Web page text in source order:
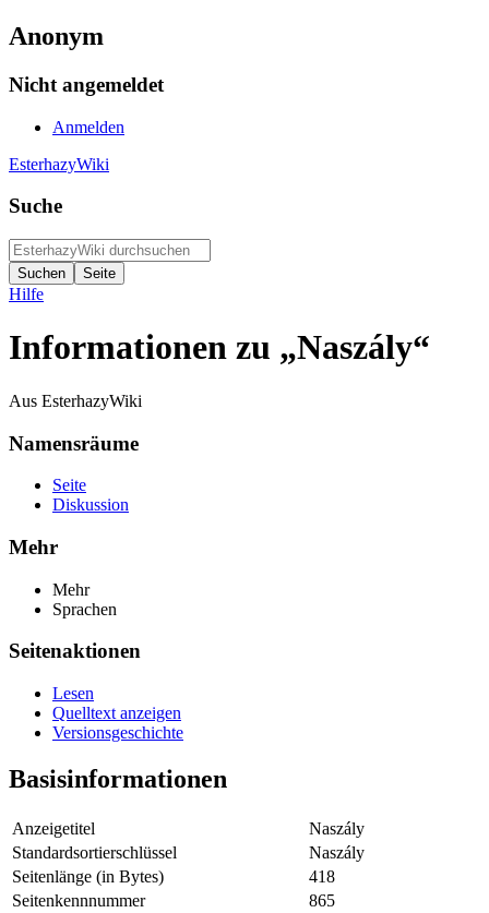
Anonym
Nicht angemeldet
Anmelden
EsterhazyWiki
Suche
Hilfe
Informationen zu „Naszály“
Aus EsterhazyWiki
Namensräume
Seite
Diskussion
Mehr
Mehr
Sprachen
Seitenaktionen
Lesen
Quelltext anzeigen
Versionsgeschichte
Basisinformationen
Anzeigetitel
Naszály
Standardsortierschlüssel
Naszály
Seitenlänge (in Bytes)
418
Seitenkennnummer
865